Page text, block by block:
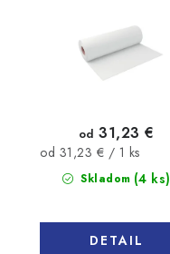
Skladom (4 ks)
od 31,23 €
Jednotková
cena:
od 31,23 € / 1 ks
DETAIL